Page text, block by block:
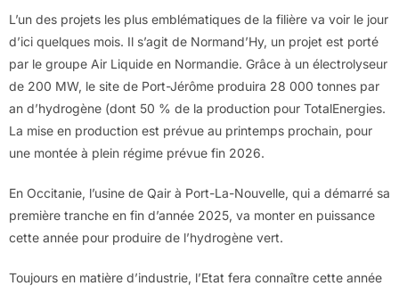
L’un des projets les plus emblématiques de la filière va voir le jour
d’ici quelques mois. Il s’agit de Normand’Hy, un projet est porté
par le groupe Air Liquide en Normandie. Grâce à un électrolyseur
de 200 MW, le site de Port-Jérôme produira 28 000 tonnes par
an d’hydrogène (dont 50 % de la production pour TotalEnergies.
La mise en production est prévue au printemps prochain, pour
une montée à plein régime prévue fin 2026.
En Occitanie, l’usine de Qair à Port-La-Nouvelle, qui a démarré sa
première tranche en fin d’année 2025, va monter en puissance
cette année pour produire de l’hydrogène vert.
Toujours en matière d’industrie, l’Etat fera connaître cette année